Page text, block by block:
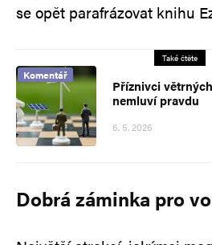
se opět parafrázovat knihu
Také čtěte
Komentář
Příznivci
nemluví pravdu
6. 5. 2026
Dobrá záminka pro